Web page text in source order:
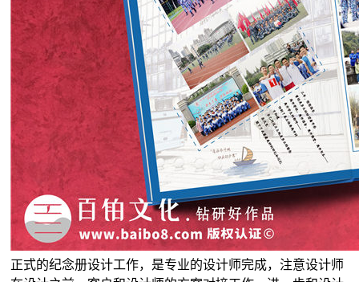
正式的纪念册设计工作，是专业的设计师完成，注意设计师